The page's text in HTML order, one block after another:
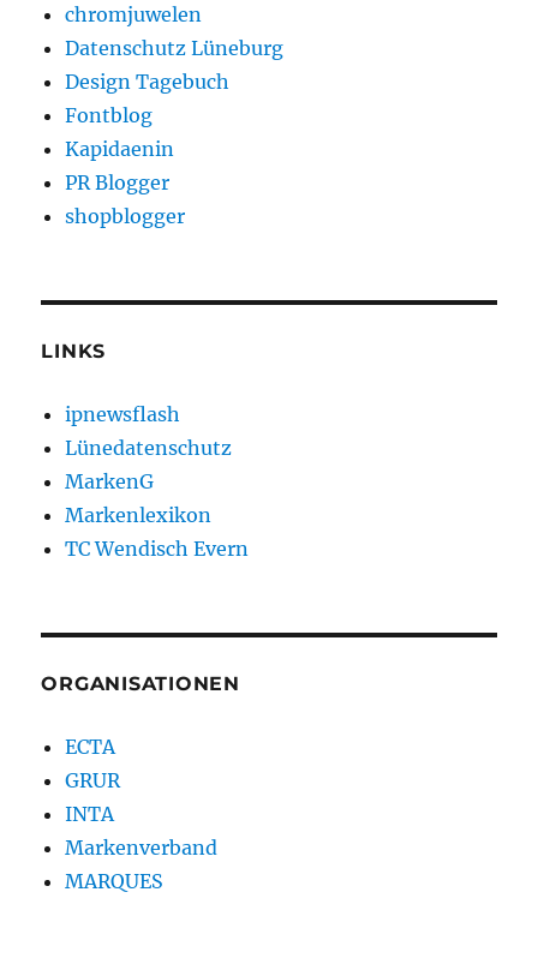
chromjuwelen
Datenschutz Lüneburg
Design Tagebuch
Fontblog
Kapidaenin
PR Blogger
shopblogger
LINKS
ipnewsflash
Lünedatenschutz
MarkenG
Markenlexikon
TC Wendisch Evern
ORGANISATIONEN
ECTA
GRUR
INTA
Markenverband
MARQUES